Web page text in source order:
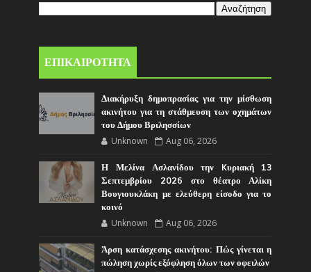
ΕΠΙΚΑΙΡΟΤΗΤΑ
Διακήρυξη δημοπρασίας για την μίσθωση
ακινήτου για τη στάθμευση των οχημάτων
του Δήμου Βριλησσίων
Unknown Aug 06, 2026
Η Μελίνα Ασλανίδου την Kυριακή 13
Σεπτεμβρίου 2026 στο θέατρο Αλίκη
Βουγιουκλάκη με ελεύθερη είσοδο για το
κοινό
Unknown Aug 06, 2026
Άρση κατάσχεσης ακινήτου: Πώς γίνεται η
πώληση χωρίς εξόφληση όλων των οφειλών